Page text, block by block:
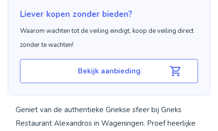
Liever kopen zonder bieden?
Waarom wachten tot de veiling eindigt, koop de veiling direct
zonder te wachten!
Bekijk aanbieding
Geniet van de authentieke Griekse sfeer bij Grieks
Restaurant Alexandros in Wageningen. Proef heerlijke